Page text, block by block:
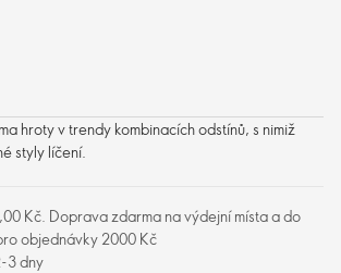
hroty v trendy kombinacích odstínů, s nimiž
styly líčení.
Kč. Doprava zdarma na výdejní místa a do
objednávky 2000 Kč
3 dny